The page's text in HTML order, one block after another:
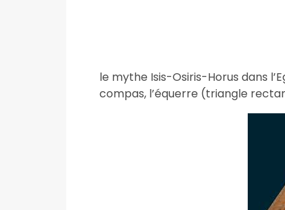
le mythe Isis-Osiris-Horus dans
compas, l’équerre (triangle